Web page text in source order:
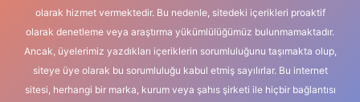
olarak hizmet vermektedir. Bu nedenle, sitedeki içerikleri proaktif
olarak denetleme veya araştırma yükümlülüğümüz bulunmamaktadır.
Ancak, üyelerimiz yazdıkları içeriklerin sorumluluğunu taşımakta olup,
siteye üye olarak bu sorumluluğu kabul etmiş sayılırlar. Bu internet
sitesi, herhangi bir marka, kurum veya şahıs şirketi ile hiçbir bağlantısı